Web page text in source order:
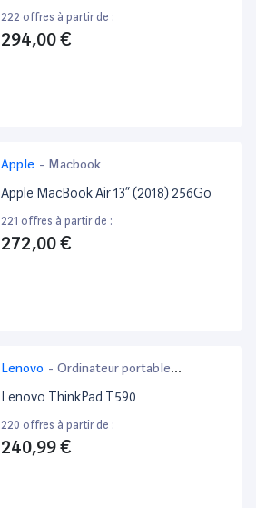
222 offres à partir de :
294,00 €
Apple - Macbook
Apple MacBook Air 13” (2018) 256Go
221 offres à partir de :
272,00 €
Lenovo - Ordinateur portable
bureautique
Lenovo ThinkPad T590
220 offres à partir de :
240,99 €